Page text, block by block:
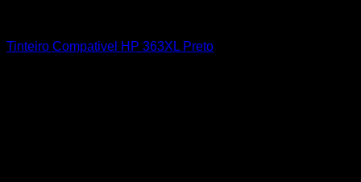
Tinteiro Compativel HP 363XL Preto